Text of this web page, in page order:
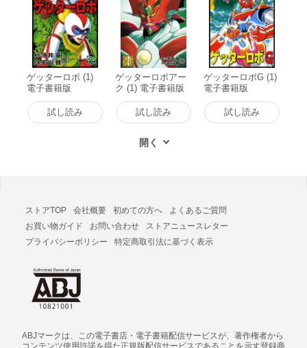
ゲッターロボ (1)
電子書籍版
試し読み
ゲッターロボアー
ク (1) 電子書籍版
試し読み
ゲッターロボG (1)
電子書籍版
試し読み
ストアTOP 会社概要 初めての方へ
よくあるご質問
お買い物ガイド
お問い合わせ
ストアニュースレター
プライバシーポリシー
特定商取引法に基づく表示
ABJマークは、この電子書店・電子書籍配信サービスが、著作権者から
コンテンツ使用許諾を得た正規版配信サービスであることを示す登録商